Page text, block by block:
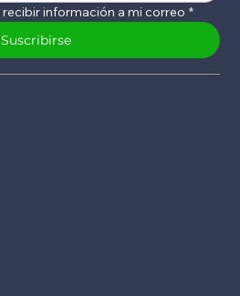
información a mi correo *
Suscribirse